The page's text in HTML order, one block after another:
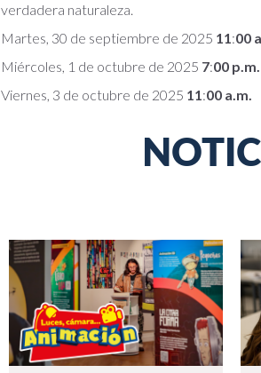
verdadera naturaleza.
Martes, 30 de septiembre de 2025 11:00
Miércoles, 1 de octubre de 2025 7:00 p.m.
Viernes, 3 de octubre de 2025 11:00 a.m.